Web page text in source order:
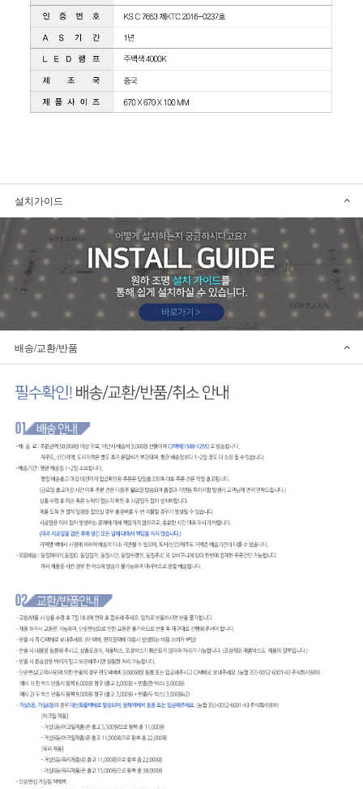
설치가이드
배송/교환/반품